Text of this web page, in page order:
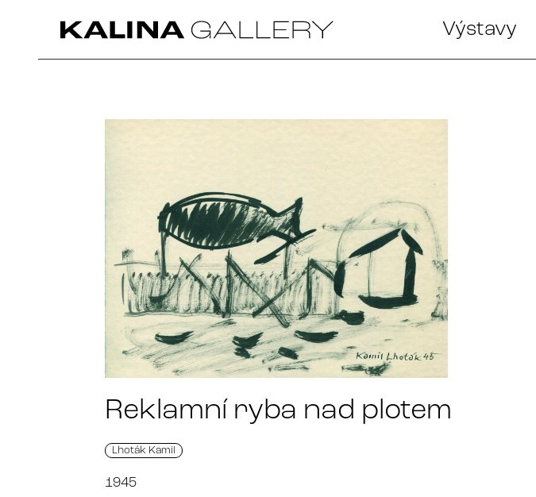
Výstavy
Reklamní ryba nad plotem
Lhoták Kamil
1945